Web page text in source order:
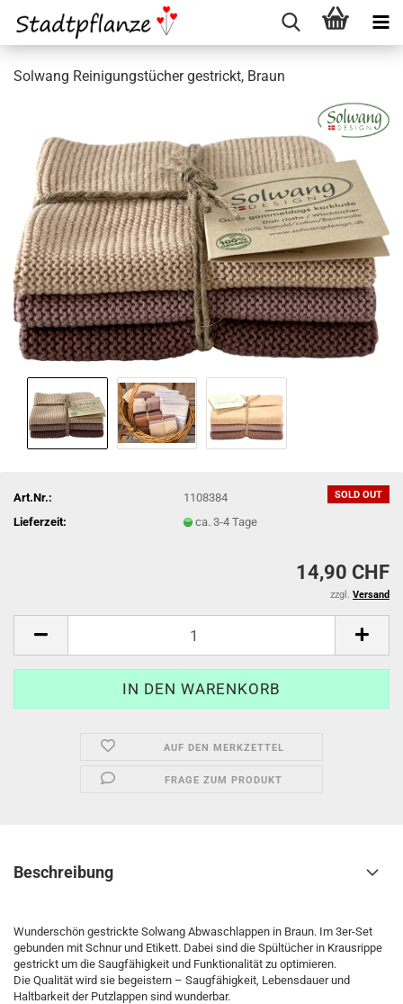
Solwang Reinigungstücher gestrickt, Braun
SOLD OUT
Art.Nr.:
1108384
Lieferzeit:
ca. 3-4 Tage
14,90 CHF
zzgl. Versand
AUF DEN MERKZETTEL
FRAGE ZUM PRODUKT
Beschreibung
Wunderschön gestrickte Solwang Abwaschlappen in Braun. Im 3er-Set
gebunden mit Schnur und Etikett. Dabei sind die Spültücher in Krausrippe
gestrickt um die Saugfähigkeit und Funktionalität zu optimieren.
Die Qualität wird sie begeistern – Saugfähigkeit, Lebensdauer und
Haltbarkeit der Putzlappen sind wunderbar.